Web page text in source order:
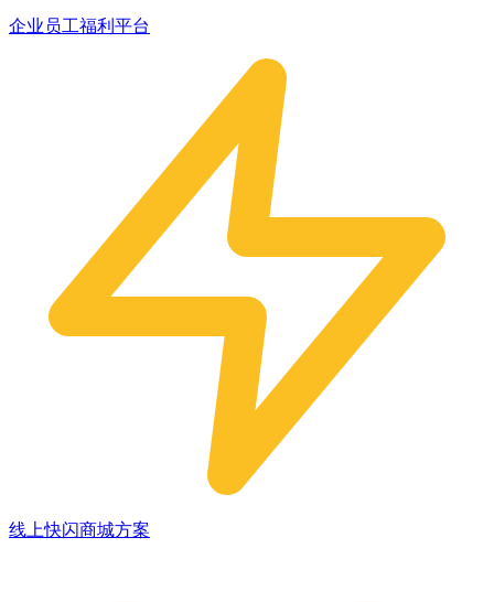
企业员工福利平台
线上快闪商城方案